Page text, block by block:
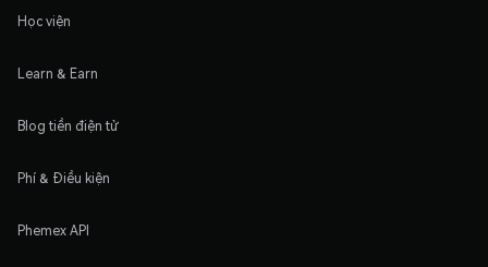
Học viện
Learn & Earn
Blog tiền điện tử
Phí & Điều kiện
Phemex API